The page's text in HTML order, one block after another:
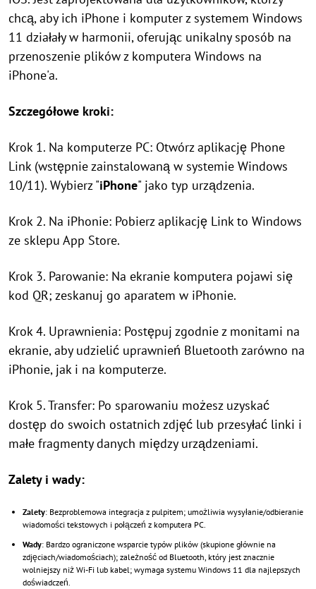
chcą, aby ich iPhone i komputer z systemem Windows
11 działały w harmonii, oferując unikalny sposób na
przenoszenie plików z komputera Windows na
iPhone'a.
Szczegółowe kroki:
Krok 1. Na komputerze PC: Otwórz aplikację Phone
Link (wstępnie zainstalowaną w systemie Windows
10/11). Wybierz "iPhone" jako typ urządzenia.
Krok 2. Na iPhonie: Pobierz aplikację Link to Windows
ze sklepu App Store.
Krok 3. Parowanie: Na ekranie komputera pojawi się
kod QR; zeskanuj go aparatem w iPhonie.
Krok 4. Uprawnienia: Postępuj zgodnie z monitami na
ekranie, aby udzielić uprawnień Bluetooth zarówno na
iPhonie, jak i na komputerze.
Krok 5. Transfer: Po sparowaniu możesz uzyskać
dostęp do swoich ostatnich zdjęć lub przesyłać linki i
małe fragmenty danych między urządzeniami.
Zalety i wady:
Zalety: Bezproblemowa integracja z pulpitem; umożliwia wysyłanie/odbieranie
wiadomości tekstowych i połączeń z komputera PC.
Wady: Bardzo ograniczone wsparcie typów plików (skupione głównie na
zdjęciach/wiadomościach); zależność od Bluetooth, który jest znacznie
wolniejszy niż Wi-Fi lub kabel; wymaga systemu Windows 11 dla najlepszych
doświadczeń.